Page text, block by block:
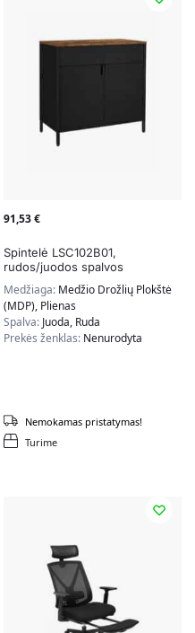
91,53€
Spintelė LSC102B01,
rudos/juodos spalvos
Medžiaga: Medžio Drožlių Plokštė
(MDP), Plienas
Spalva: Juoda, Ruda
Prekės ženklas: Nenurodyta
Turime
Nemokamas pristatymas!